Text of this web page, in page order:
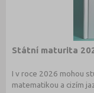
Státní maturita
I v roce 2026 mohou
matematikou a cizím